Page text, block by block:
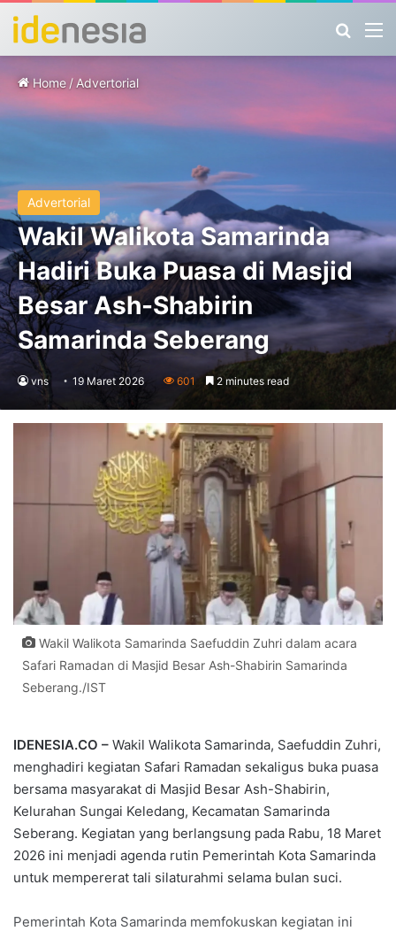
Home / Advertorial
Advertorial
Wakil Walikota Samarinda
Hadiri Buka Puasa di Masjid
Besar Ash-Shabirin
Samarinda Seberang
vns 19 Maret 2026 601 2 minutes read
Wakil Walikota Samarinda Saefuddin Zuhri dalam acara
Safari Ramadan di Masjid Besar Ash-Shabirin Samarinda
Seberang./IST
IDENESIA.CO – Wakil Walikota Samarinda, Saefuddin Zuhri,
menghadiri kegiatan Safari Ramadan sekaligus buka puasa
bersama masyarakat di Masjid Besar Ash-Shabirin,
Kelurahan Sungai Keledang, Kecamatan Samarinda
Seberang. Kegiatan yang berlangsung pada Rabu, 18 Maret
2026 ini menjadi agenda rutin Pemerintah Kota Samarinda
untuk mempererat tali silaturahmi selama bulan suci.
Pemerintah Kota Samarinda memfokuskan kegiatan ini